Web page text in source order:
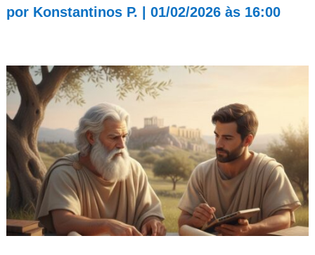
por Konstantinos P. 01/02/2026 às 16:00